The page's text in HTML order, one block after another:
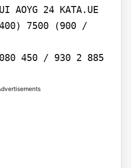
AOYG 24 KATA.UE
7500 (900 /
450 / 930 2 885